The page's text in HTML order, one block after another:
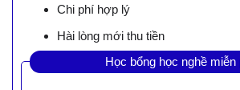
Chi phí hợp lý
Hài lòng mới thu tiền
Học bổng học nghề miễn